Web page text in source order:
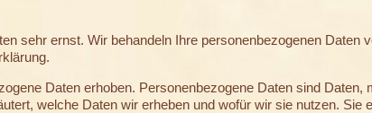
sehr ernst. Wir behandeln Ihre personenbezogenen Daten
Daten erhoben. Personenbezogene Daten sind Daten,
welche Daten wir erheben und wofür wir sie nutzen. Sie